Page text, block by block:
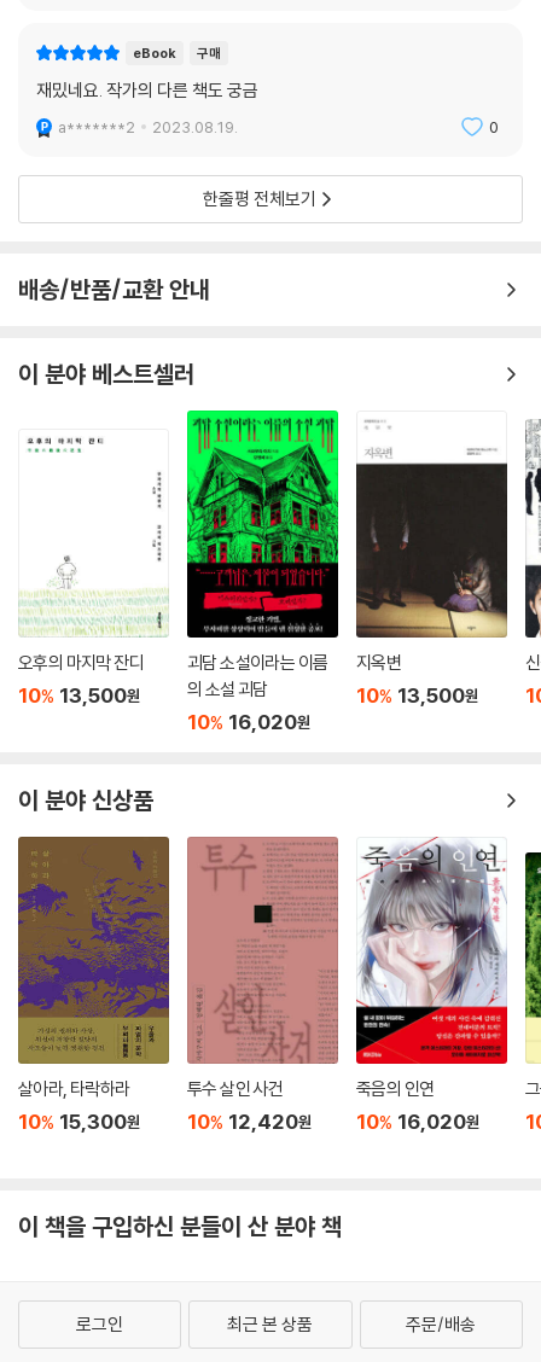
eBook 구매
재밌네요. 작가의 다른 책도 궁금
a*******2 2023.08.19. 0
한줄평 전체보기
배송/반품/교환 안내
이 분야 베스트셀러
오후의 마지막 잔디
10% 13,500원
괴담 소설이라는 이름
의 소설 괴담
10% 16,020원
지옥변
10% 13,500원
이 분야 신상품
살아라, 타락하라
10% 15,300원
투수 살인 사건
10% 12,420원
죽음의 인연
10% 16,020원
이 책을 구입하신 분들이 산 분야 책
로그인 최근 본 상품 주문/배송